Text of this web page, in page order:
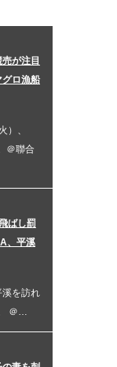
が注目
グロ漁船
）、
＠聯合
ばし罰
、平溪
を訪れ
＠…